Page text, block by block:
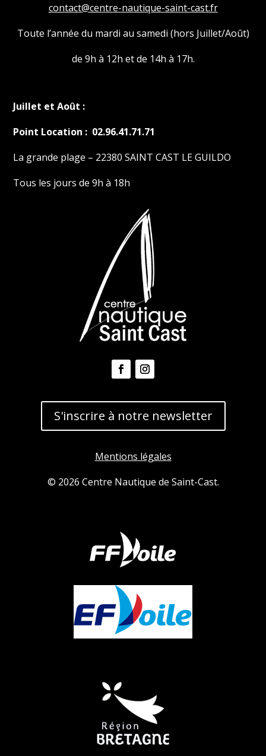
contact@centre-nautique-saint-cast.fr
Toute l’année du mardi au samedi (hors Juillet/Août)
de 9h à 12h et de 14h à 17h.
Juillet et Août :
Point Location : 02.96.41.71.71
La grande plage – 22380 SAINT CAST LE GUILDO
Tous les jours de 9h à 18h
S'inscrire à notre newsletter
Mentions légales
© 2026 Centre Nautique de Saint-Cast.